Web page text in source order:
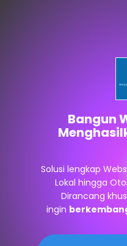
Bangun
Solusi lengkap
Lokal hingga
Dirancang
ingin